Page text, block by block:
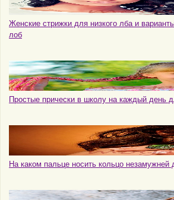
Женские стрижки для низкого лба и
лоб
Простые прически в школу на каждый день
На каком пальце носить кольцо незамужней